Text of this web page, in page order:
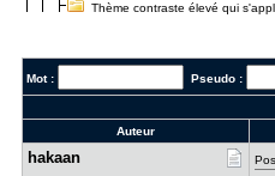
Thème contraste élevé qui
Mot : Pseudo :
Auteur
hakaan